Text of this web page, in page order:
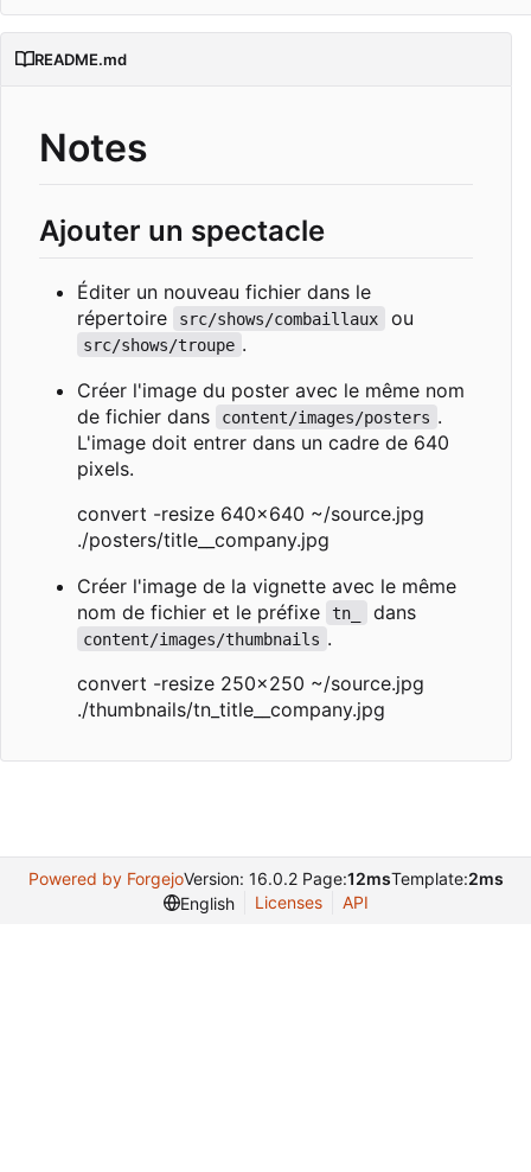
README.md
Notes
Ajouter un spectacle
Éditer un nouveau fichier dans le
répertoire
src/shows/combaillaux ou
src/shows/troupe .
Créer l'image du poster avec le même nom
de fichier dans
content/images/posters .
L'image doit entrer dans un cadre de 640
pixels.
convert -resize 640x640 ~/source.jpg
./posters/title__company.jpg
Créer l'image de la vignette avec le même
nom de fichier et le préfixe
tn_ dans
content/images/thumbnails .
convert -resize 250x250 ~/source.jpg
./thumbnails/tn_title__company.jpg
Powered by ForgejoVersion: 16.0.2 Page:12msTemplate:2ms
English
Licenses API